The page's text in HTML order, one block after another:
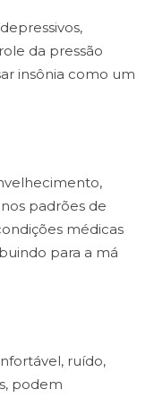
da pressão
insônia como um
padrões de
médicas
para a má
ruído,
podem